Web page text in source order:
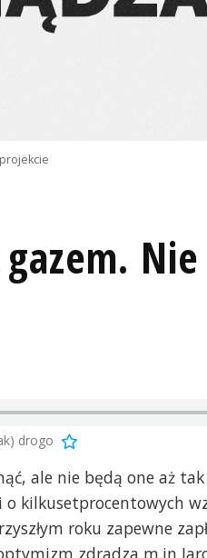
drogo
ale nie będą one aż
kilkusetprocentowych
roku zapewne
zdradza m.in